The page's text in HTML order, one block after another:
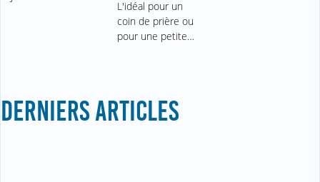
L'idéal pour un
coin de prière ou
pour une petite…
DERNIERS ARTICLES